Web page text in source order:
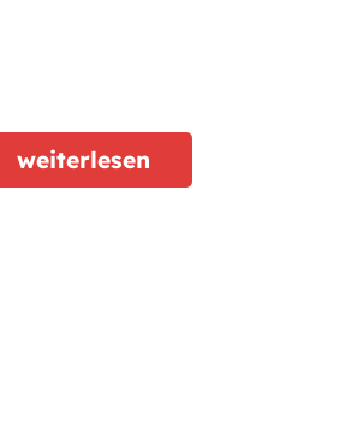
weiterlesen